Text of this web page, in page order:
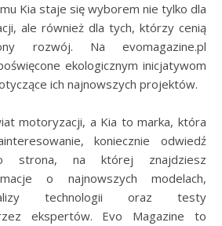
Kia staje się wyborem nie tylko dla
ale również dla tych, którzy cenią
rozwój. Na evomagazine.pl
ekologicznym inicjatywom
ich najnowszych projektów.
motoryzacji, a Kia to marka, która
koniecznie odwiedź
strona, na której znajdziesz
o najnowszych modelach,
technologii oraz testy
ekspertów. Evo Magazine to